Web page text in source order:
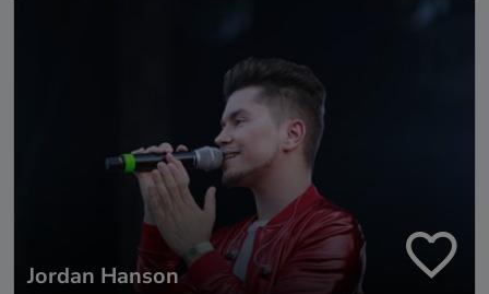
Jordan Hanson